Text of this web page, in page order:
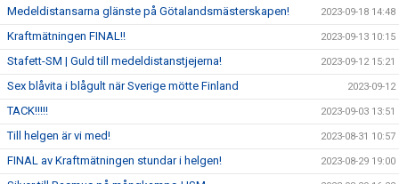
Medeldistansarna glänste på Götalandsmästerskapen! 2023-09-18 14:48
Kraftmätningen FINAL!! 2023-09-13 10:15
Stafett-SM | Guld till medeldistanstjejerna! 2023-09-12 15:21
Sex blåvita i blågult när Sverige mötte Finland 2023-09-12
TACK!!!!! 2023-09-03 13:51
Till helgen är vi med! 2023-08-31 10:57
FINAL av Kraftmätningen stundar i helgen! 2023-08-29 19:00